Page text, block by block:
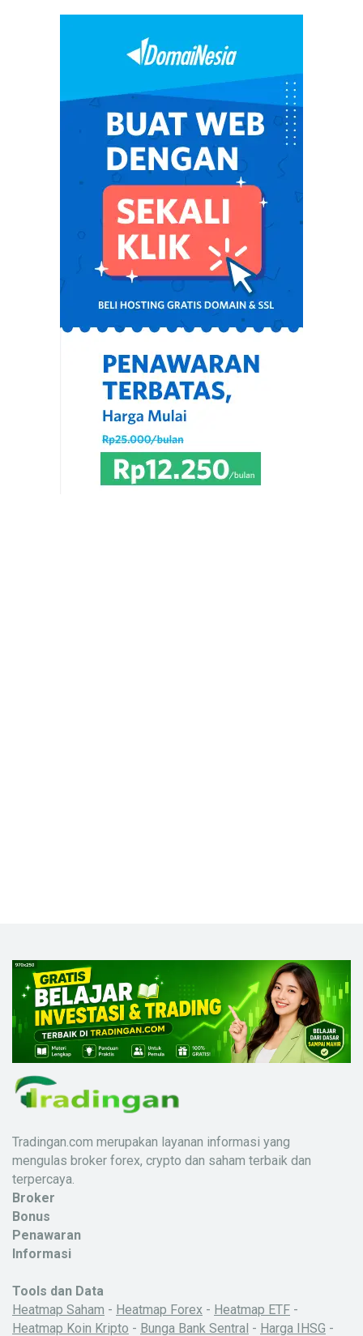
Tradingan.com merupakan layanan informasi yang
mengulas broker forex, crypto dan saham terbaik dan
terpercaya.
Broker
Bonus
Penawaran
Informasi
Tools dan Data
Heatmap Saham - Heatmap Forex - Heatmap ETF -
Heatmap Koin Kripto - Bunga Bank Sentral - Harga IHSG -